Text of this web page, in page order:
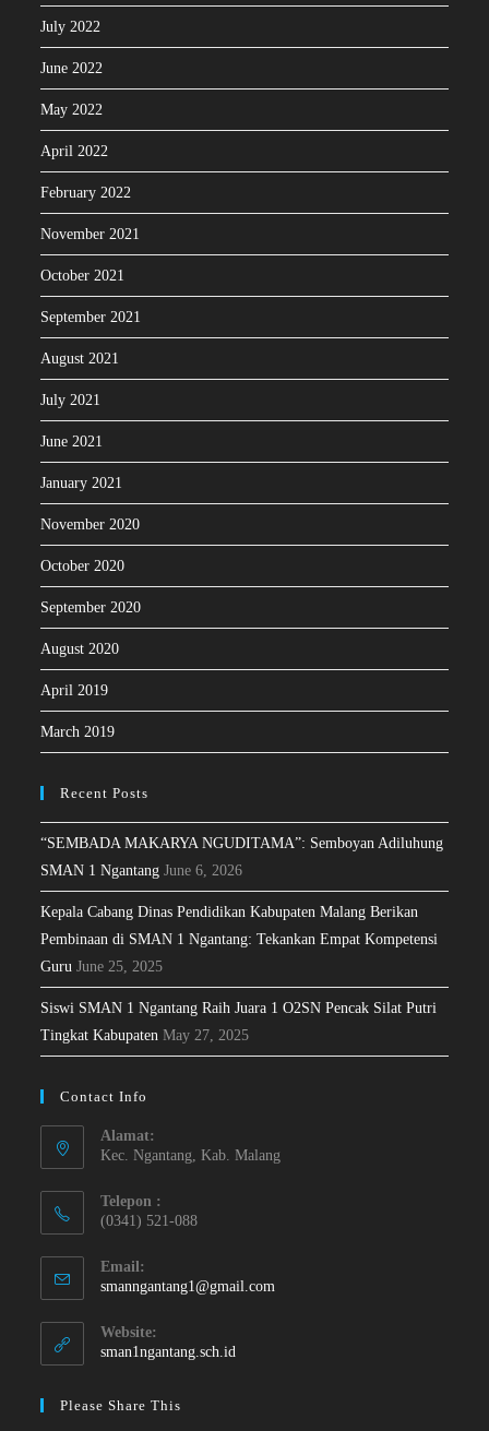
July 2022
June 2022
May 2022
April 2022
February 2022
November 2021
October 2021
September 2021
August 2021
July 2021
June 2021
January 2021
November 2020
October 2020
September 2020
August 2020
April 2019
March 2019
Recent Posts
“SEMBADA MAKARYA NGUDITAMA”: Semboyan Adiluhung
SMAN 1 Ngantang June 6, 2026
Kepala Cabang Dinas Pendidikan Kabupaten Malang Berikan
Pembinaan di SMAN 1 Ngantang: Tekankan Empat Kompetensi
Guru June 25, 2025
Siswi SMAN 1 Ngantang Raih Juara 1 O2SN Pencak Silat Putri
Tingkat Kabupaten May 27, 2025
Contact Info
Alamat:
Kec. Ngantang, Kab. Malang
Telepon :
(0341) 521-088
Email:
smanngantang1@gmail.com
Website:
sman1ngantang.sch.id
Please Share This